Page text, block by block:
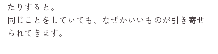
たりすると。
同じことをしていても、なぜかいいものが引き寄せ
られてきます。